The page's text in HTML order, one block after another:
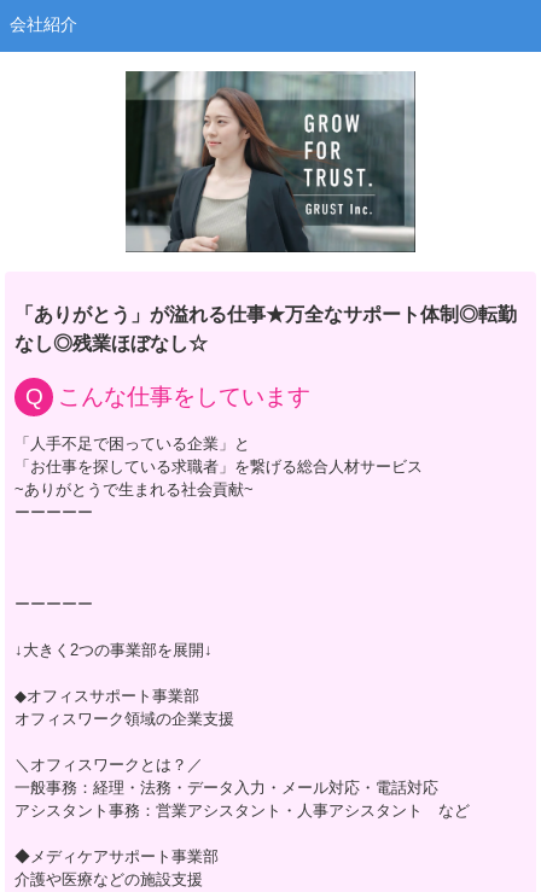
会社紹介
「ありがとう」が溢れる仕事★万全なサポート体制◎転勤
なし◎残業ほぼなし☆
こんな仕事をしています
「人手不足で困っている企業」と
「お仕事を探している求職者」を繋げる総合人材サービス
~ありがとうで生まれる社会貢献~
ーーーーー
ーーーーー
↓大きく2つの事業部を展開↓
◆オフィスサポート事業部
オフィスワーク領域の企業支援
＼オフィスワークとは？／
一般事務：経理・法務・データ入力・メール対応・電話対応
アシスタント事務：営業アシスタント・人事アシスタント など
◆メディケアサポート事業部
介護や医療などの施設支援